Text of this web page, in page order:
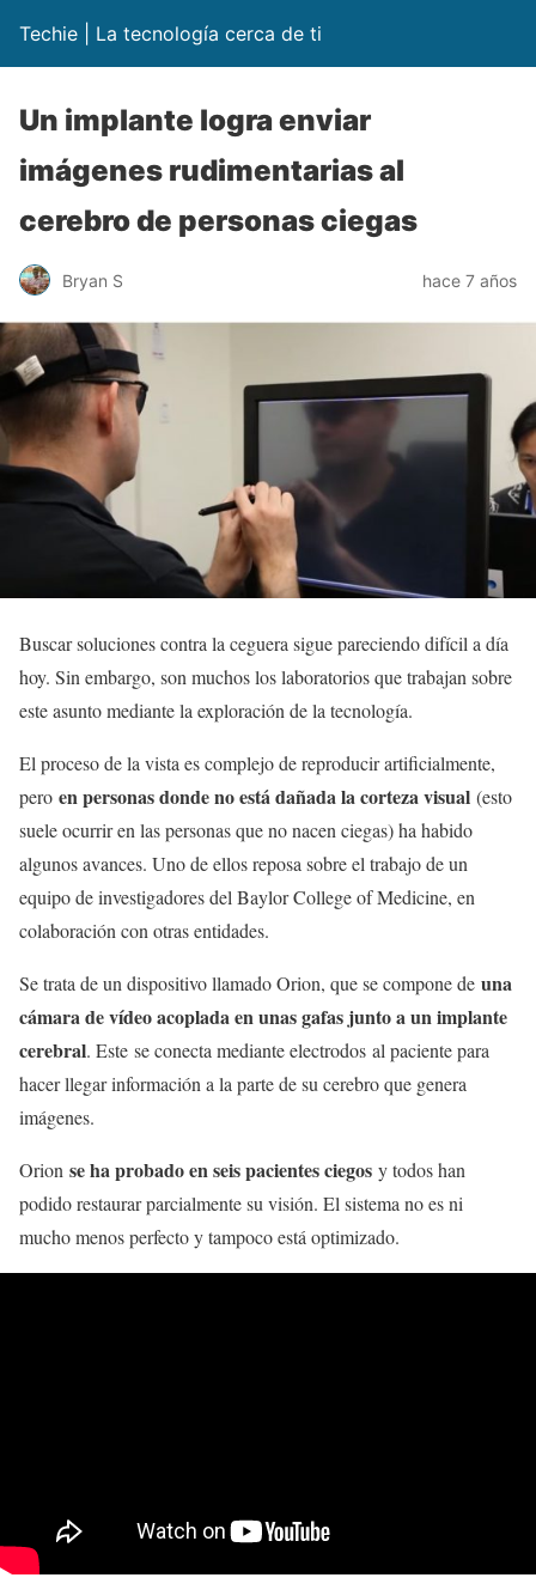
Techie | La tecnología cerca de ti
Un implante logra enviar
imágenes rudimentarias al
cerebro de personas ciegas
Bryan S hace 7 años
Buscar soluciones contra la ceguera sigue pareciendo difícil a día
hoy. Sin embargo, son muchos los laboratorios que trabajan sobre
este asunto mediante la exploración de la tecnología.
El proceso de la vista es complejo de reproducir artificialmente,
pero en personas donde no está dañada la corteza visual (esto
suele ocurrir en las personas que no nacen ciegas) ha habido
algunos avances. Uno de ellos reposa sobre el trabajo de un
equipo de investigadores del Baylor College of Medicine, en
colaboración con otras entidades.
Se trata de un dispositivo llamado Orion, que se compone de una
cámara de vídeo acoplada en unas gafas junto a un implante
cerebral. Este se conecta mediante electrodos al paciente para
hacer llegar información a la parte de su cerebro que genera
imágenes.
Orion se ha probado en seis pacientes ciegos y todos han
podido restaurar parcialmente su visión. El sistema no es ni
mucho menos perfecto y tampoco está optimizado.